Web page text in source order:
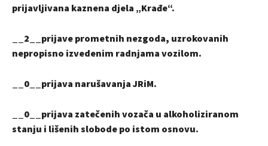
prijavljivana kaznena djela „Krađe“.
__2__prijave prometnih nezgoda, uzrokovanih
nepropisno izvedenim radnjama vozilom.
__0__prijava narušavanja JRiM.
__0__prijava zatečenih vozača u alkoholiziranom
stanju i lišenih slobode po istom osnovu.